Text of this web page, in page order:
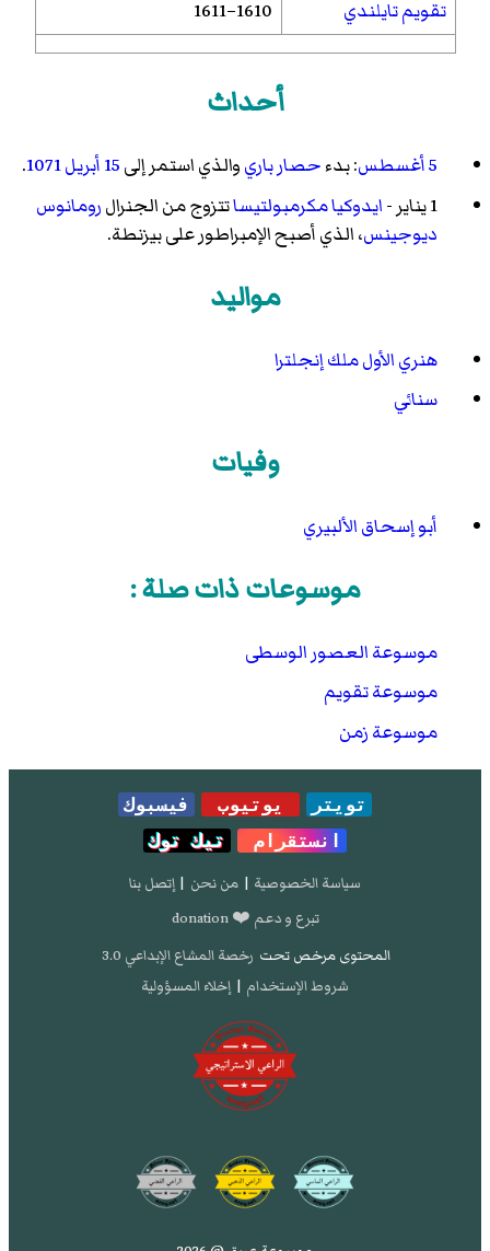
تقويم تايلندي
1610–1611
أحداث
5 أغسطس : بدءحصار باريوالذي استمر إلى15 أبريل 1071
.
1 يناير -
ايدوكيا مكرمبولتيساتتزوج من الجنرالرومانوس
ديوجينس، الذي أصبح الإمبراطور على بيزنطة.
مواليد
هنري الأول ملك إنجلترا
سنائي
وفيات
أبو إسحاق الألبيري
موسوعات ذات صلة :
موسوعة العصور الوسطى
موسوعة تقويم
موسوعة زمن
تويتر يوتيوب
فيسبوك
انستقرام
تيك توك
سياسة الخصوصية | من نحن | إتصل بنا
تبرع و دعم ❤️ donation
المحتوى مرخص تحت رخصة المشاع الإبداعي 3.0
شروط الإستخدام | إخلاء المسؤولية